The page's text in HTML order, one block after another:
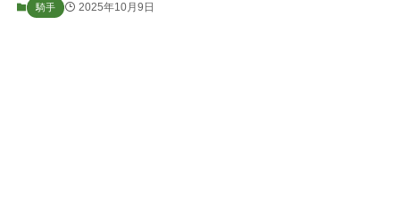
騎手 2025年10月9日